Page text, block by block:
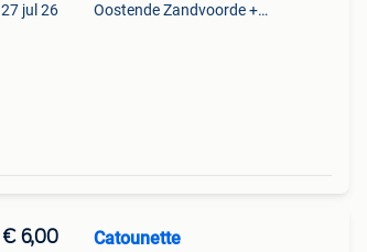
27 jul 26 Oostende Zandvoorde +Oostende
€ 6,00 Catounette